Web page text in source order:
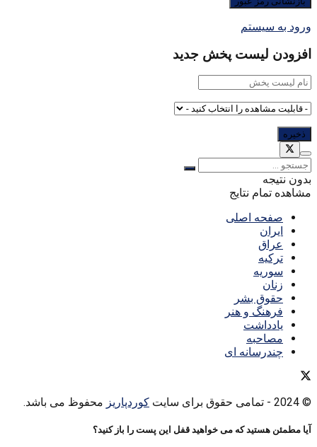
ورود به سیستم
افزودن لیست پخش جدید
بدون نتیجه
مشاهده تمام نتایج
صفحه اصلی
ایران
عراق
ترکیه
سوریه
زنان
حقوق بشر
فرهنگ و هنر
یادداشت
مصاحبه
چندرسانه ای
© 2024 - تمامی حقوق برای سایت کوردپاریز محفوظ می باشد.
آیا مطمئن هستید که می خواهید قفل این پست را باز کنید؟